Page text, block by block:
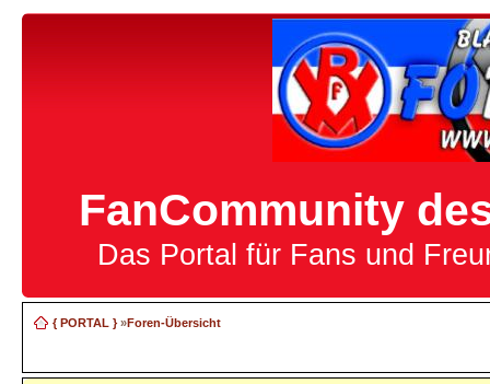
FanCommunity
Das Portal für Fans und
{ PORTAL }»Foren-Übersicht